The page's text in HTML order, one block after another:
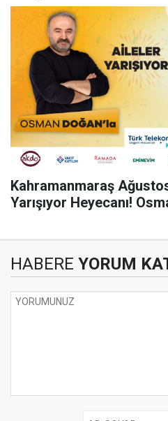
Kahramanmaraş Ağustos
Yarışıyor Heyecanı!
HABERE YORUM